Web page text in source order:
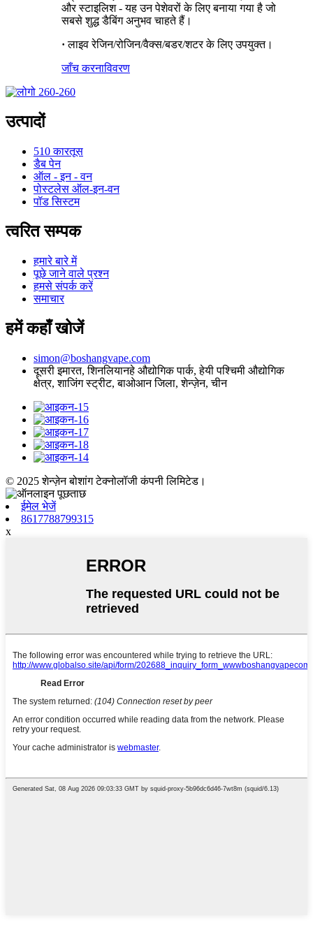
और स्टाइलिश - यह उन पेशेवरों के लिए बनाया गया है जो
सबसे शुद्ध डैबिंग अनुभव चाहते हैं।
·लाइव रेजिन/रोजिन/वैक्स/बडर/शटर के लिए उपयुक्त।
जाँच करनाविवरण
उत्पादों
510 कारतूस
डैब पेन
ऑल - इन - वन
पोस्टलेस ऑल-इन-वन
पॉड सिस्टम
त्वरित सम्पक
हमारे बारे में
पूछे जाने वाले प्रश्न
हमसे संपर्क करें
समाचार
हमें कहाँ खोजें
simon@boshangvape.com
दूसरी इमारत, शिनलियानहे औद्योगिक पार्क, हेयी पश्चिमी औद्योगिक
क्षेत्र, शाजिंग स्ट्रीट, बाओआन जिला, शेन्ज़ेन, चीन
© 2025 शेन्ज़ेन बोशांग टेक्नोलॉजी कंपनी लिमिटेड।
ईमेल भेजें
8617788799315
x